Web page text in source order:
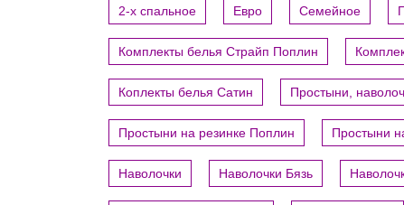
2-х спальное Евро Семейное
Комплекты белья Страйп Поплин
Коплекты белья Сатин Простыни,
Простыни на резинке Поплин Простыни
Наволочки Наволочки Бязь